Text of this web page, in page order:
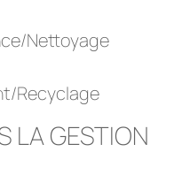
Nettoyage
Recyclage
LA GESTION